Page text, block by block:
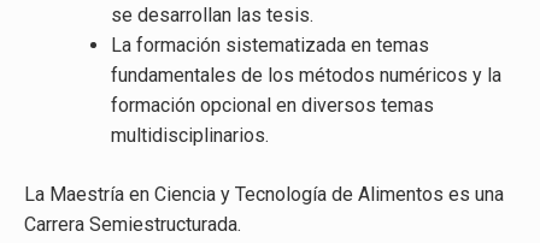
se desarrollan las tesis.
La formación sistematizada en temas
fundamentales de los métodos numéricos y la
formación opcional en diversos temas
multidisciplinarios.
La Maestría en Ciencia y Tecnología de Alimentos es una
Carrera Semiestructurada.